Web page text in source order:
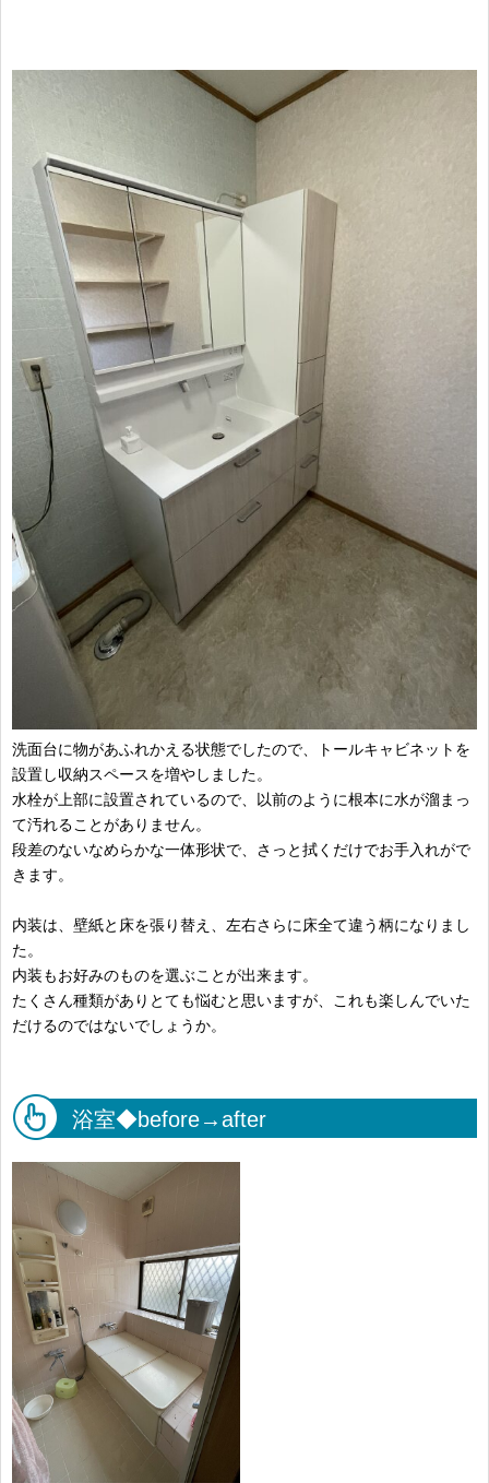
洗面台に物があふれかえる状態でしたので、トールキャビネットを
設置し収納スペースを増やしました。
水栓が上部に設置されているので、以前のように根本に水が溜まっ
て汚れることがありません。
段差のないなめらかな一体形状で、さっと拭くだけでお手入れがで
きます。
内装は、壁紙と床を張り替え、左右さらに床全て違う柄になりまし
た。
内装もお好みのものを選ぶことが出来ます。
たくさん種類がありとても悩むと思いますが、これも楽しんでいた
だけるのではないでしょうか。
浴室◆before→after